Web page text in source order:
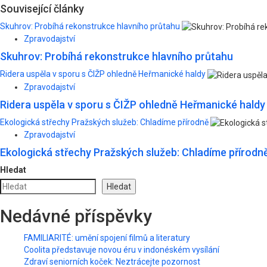
Související články
Skuhrov: Probíhá rekonstrukce hlavního průtahu
Zpravodajství
Skuhrov: Probíhá rekonstrukce hlavního průtahu
Ridera uspěla v sporu s ČIŽP ohledně Heřmanické haldy
Zpravodajství
Ridera uspěla v sporu s ČIŽP ohledně Heřmanické haldy
Ekologická střechy Pražských služeb: Chladíme přírodně
Zpravodajství
Ekologická střechy Pražských služeb: Chladíme
Hledat
Hledat
Nedávné příspěvky
FAMILIARITÉ: umění spojení filmů a literatury
Coolita představuje novou éru v indonéském vysílání
Zdraví seniorních koček: Neztrácejte pozornost